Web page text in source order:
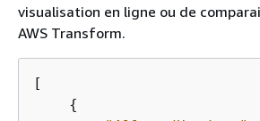
visualisation en ligne ou de
AWS Transform.
[
{